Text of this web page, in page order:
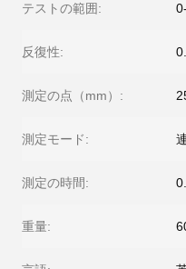
テストの範囲:
反復性:
測定の点（mm）:
測定モード:
測定の時間:
重量: